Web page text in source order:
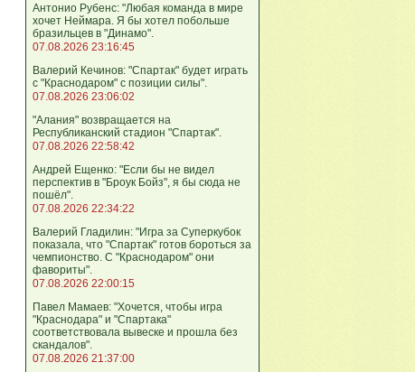
Антонио Рубенс: "Любая команда в мире
хочет Неймара. Я бы хотел побольше
бразильцев в "Динамо".
07.08.2026 23:16:45
Валерий Кечинов: "Спартак" будет играть
с "Краснодаром" с позиции силы".
07.08.2026 23:06:02
"Алания" возвращается на
Республиканский стадион "Спартак".
07.08.2026 22:58:42
Андрей Ещенко: "Если бы не видел
перспектив в "Броук Бойз", я бы сюда не
пошёл".
07.08.2026 22:34:22
Валерий Гладилин: "Игра за Суперкубок
показала, что "Спартак" готов бороться за
чемпионство. С "Краснодаром" они
фавориты".
07.08.2026 22:00:15
Павел Мамаев: "Хочется, чтобы игра
"Краснодара" и "Спартака"
соответствовала вывеске и прошла без
скандалов".
07.08.2026 21:37:00